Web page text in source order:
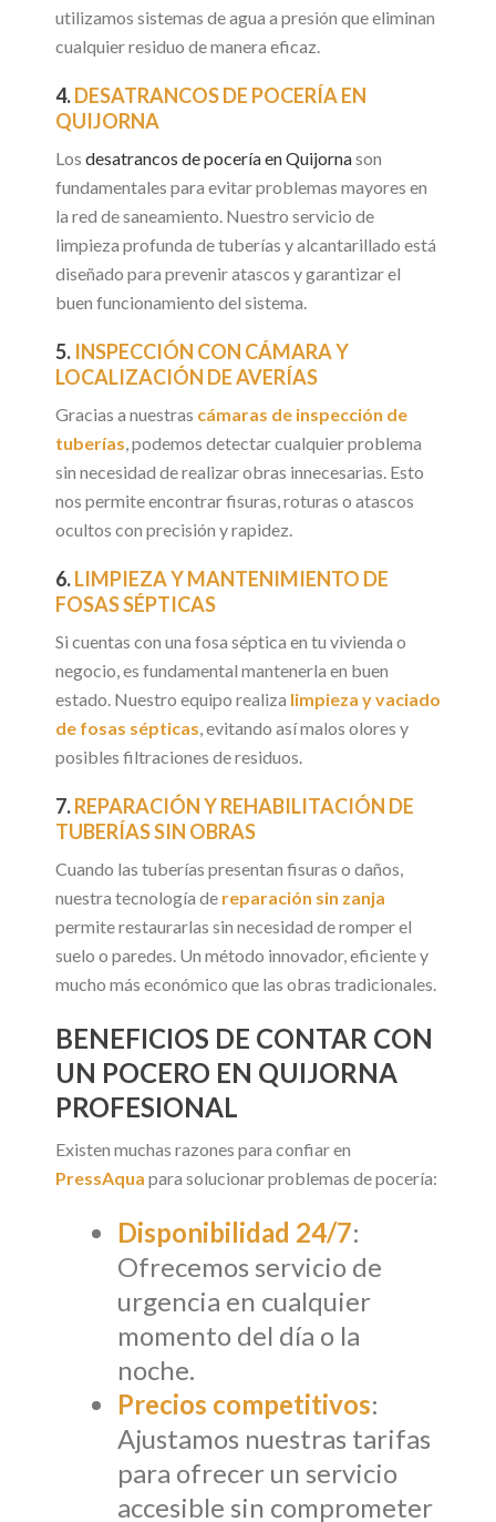
utilizamos sistemas de agua a presión que eliminan
cualquier residuo de manera eficaz.
4.DESATRANCOS DE POCERÍA EN
QUIJORNA
Los desatrancos de pocería en Quijornason
fundamentales para evitar problemas mayores en
la red de saneamiento. Nuestro servicio de
limpieza profunda de tuberías y alcantarillado está
diseñado para prevenir atascos y garantizar el
buen funcionamiento del sistema.
5. INSPECCIÓN CON CÁMARA Y
LOCALIZACIÓN DE AVERÍAS
Gracias a nuestras cámaras de inspección de
tuberías, podemos detectar cualquier problema
sin necesidad de realizar obras innecesarias. Esto
nos permite encontrar fisuras, roturas o atascos
ocultos con precisión y rapidez.
6.LIMPIEZA Y MANTENIMIENTO DE
FOSAS SÉPTICAS
Si cuentas con una fosa séptica en tu vivienda o
negocio, es fundamental mantenerla en buen
estado. Nuestro equipo realiza limpieza y vaciado
de fosas sépticas, evitando así malos olores y
posibles filtraciones de residuos.
7.REPARACIÓN Y REHABILITACIÓN DE
TUBERÍAS SIN OBRAS
Cuando las tuberías presentan fisuras o daños,
nuestra tecnología de reparación sin zanja
permite restaurarlas sin necesidad de romper el
suelo o paredes. Un método innovador, eficiente y
mucho más económico que las obras tradicionales.
BENEFICIOS DE CONTAR CON
UN POCERO EN QUIJORNA
PROFESIONAL
Existen muchas razones para confiar en
PressAqua para solucionar problemas de pocería:
Disponibilidad 24/7:
Ofrecemos servicio de
urgencia en cualquier
momento del día o la
noche.
Precios competitivos:
Ajustamos nuestras tarifas
para ofrecer un servicio
accesible sin comprometer